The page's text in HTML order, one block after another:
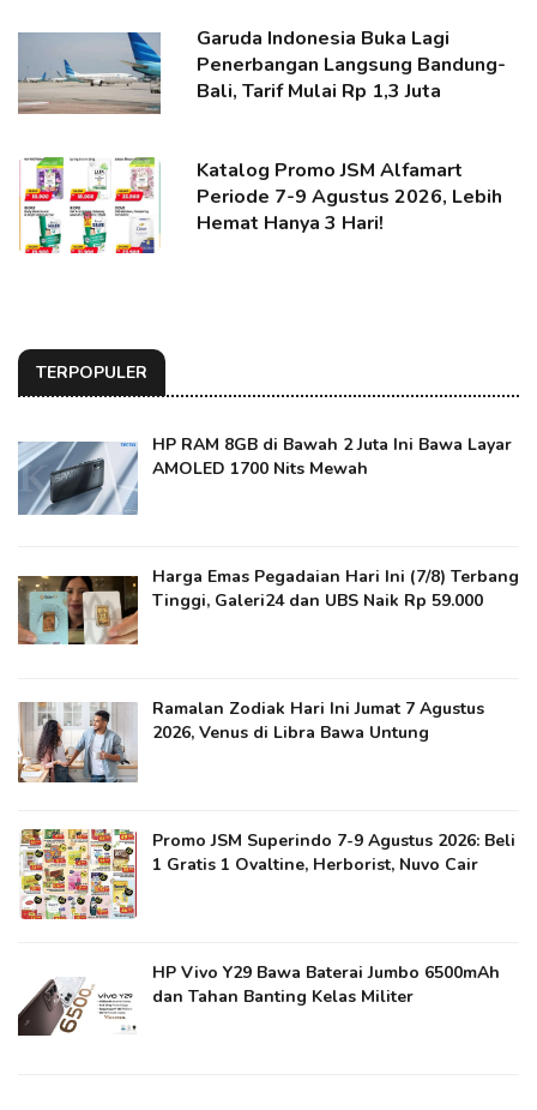
Garuda Indonesia Buka Lagi
Penerbangan Langsung Bandung-
Bali, Tarif Mulai Rp 1,3 Juta
Katalog Promo JSM Alfamart
Periode 7-9 Agustus 2026, Lebih
Hemat Hanya 3 Hari!
TERPOPULER
HP RAM 8GB di Bawah 2 Juta Ini Bawa Layar
AMOLED 1700 Nits Mewah
Harga Emas Pegadaian Hari Ini (7/8) Terbang
Tinggi, Galeri24 dan UBS Naik Rp 59.000
Ramalan Zodiak Hari Ini Jumat 7 Agustus
2026, Venus di Libra Bawa Untung
Promo JSM Superindo 7-9 Agustus 2026: Beli
1 Gratis 1 Ovaltine, Herborist, Nuvo Cair
HP Vivo Y29 Bawa Baterai Jumbo 6500mAh
dan Tahan Banting Kelas Militer